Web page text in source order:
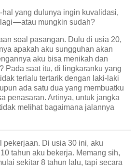
yang dulunya ingin kuvalidasi,
— atau mungkin sudah?
soal pasangan. Dulu di usia 20,
apakah aku sungguhan akan
aku bisa menikah dan
Pada saat itu, di lingkaranku yang
terlalu tertarik dengan laki-laki
ada satu dua yang membuatku
penasaran. Artinya, untuk jangka
melihat bagaimana jalannya
pekerjaan. Di usia 30 ini, aku
tahun aku bekerja. Memang sih,
sekitar 8 tahun lalu, tapi secara